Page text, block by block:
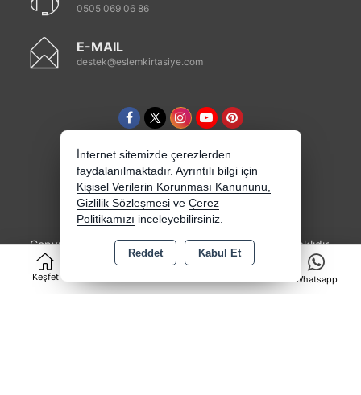
Keşfet
0
Whatsapp
0505 069 06 86
E-MAIL
destek@eslemkirtasiye.com
Copyright 2026 eslemkirtasiye.com - Tüm hakları saklıdır.
Kredi kartı bilgileriniz 256bit SSL sertifikası ile
korunmaktadır.
İnternet sitemizde çerezlerden
faydalanılmaktadır. Ayrıntılı bilgi için
Kişisel Verilerin Korunması Kanununu,
Gizlilik Sözleşmesi ve Çerez
Politikamızı inceleyebilirsiniz.
Reddet Kabul Et